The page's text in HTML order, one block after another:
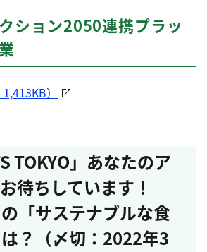
ション2050連携プラッ
）
TOKYO」あなたのア
待ちしています！
「サステナブルな食
？（〆切：2022年3